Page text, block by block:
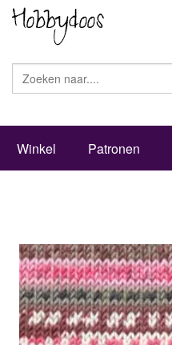
Winkel Patronen